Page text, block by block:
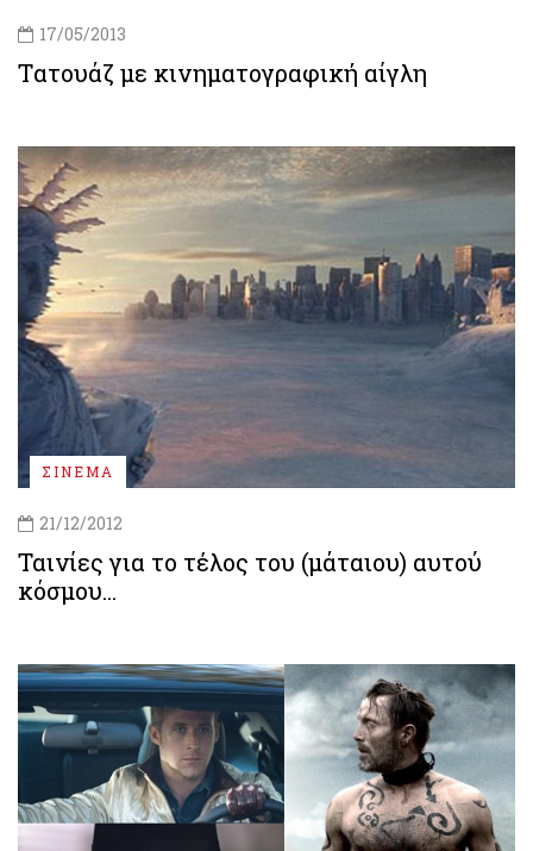
17/05/2013
Tατουάζ με κινηματογραφική αίγλη
ΣΙΝΕΜΑ
21/12/2012
Ταινίες για το τέλος του (μάταιου) αυτού
κόσμου...